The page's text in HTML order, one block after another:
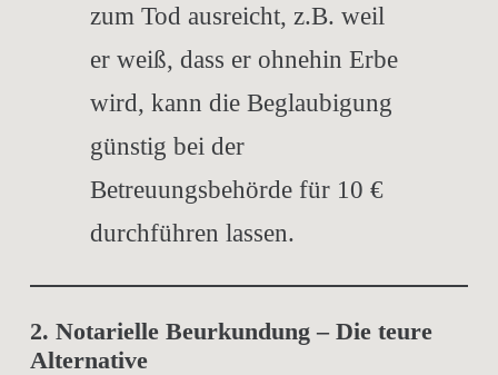
zum Tod ausreicht, z.B. weil
er weiß, dass er ohnehin Erbe
wird, kann die Beglaubigung
günstig bei der
Betreuungsbehörde für 10 €
durchführen lassen.
2. Notarielle Beurkundung – Die teure
Alternative